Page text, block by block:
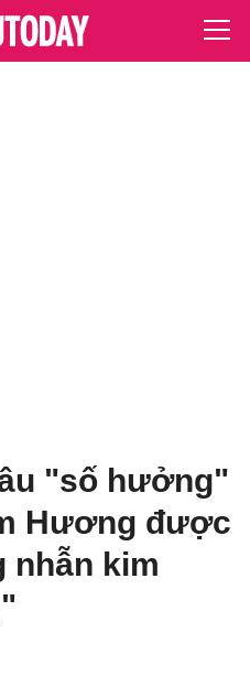
"số hưởng"
Hương được
nhẫn kim